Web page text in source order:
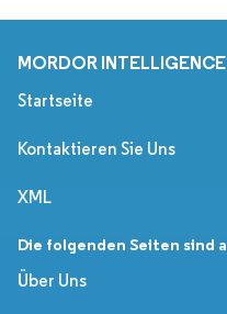
MORDOR INTELLIGENCE
Startseite
Kontaktieren Sie Uns
XML
Die folgenden Seiten sind
Über Uns